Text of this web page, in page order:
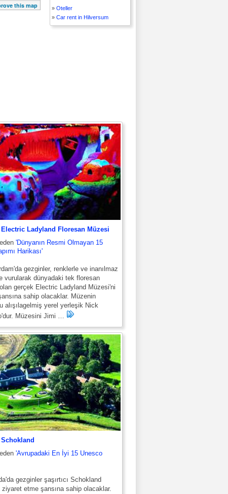
this map » Oteller
» Car rent in Hilversum
Ladyland Floresan Müzesi
'Dünyanın Resmi Olmayan 15
Harikası'
gezginler, renklerle ve inanılmaz
vurularak dünyadaki tek floresan
gerçek Electric Ladyland Müzesi'ni
sahip olacaklar. Müzenin
alışılagelmiş yerel yerleşik Nick
Müzesini Jimi …
'Avrupadaki En İyi 15 Unesco
gezginler şaşırtıcı Schokland
ziyaret etme şansına sahip olacaklar.